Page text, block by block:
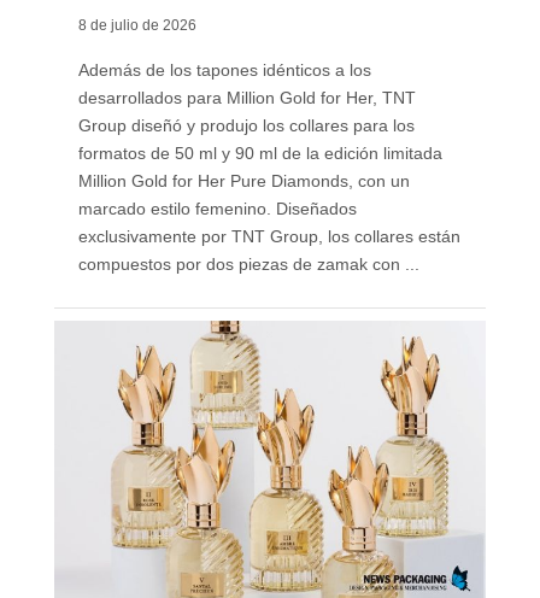
8 de julio de 2026
Además de los tapones idénticos a los
desarrollados para Million Gold for Her, TNT
Group diseñó y produjo los collares para los
formatos de 50 ml y 90 ml de la edición limitada
Million Gold for Her Pure Diamonds, con un
marcado estilo femenino. Diseñados
exclusivamente por TNT Group, los collares están
compuestos por dos piezas de zamak con ...